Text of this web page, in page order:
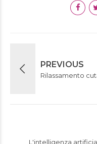
PREVIOUS
Rilassamento
L'intelligenza